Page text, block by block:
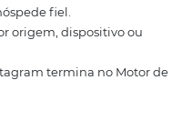
em mensagens;